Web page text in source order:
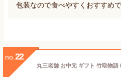
包装なので食べやすくおすすめで
no. 22